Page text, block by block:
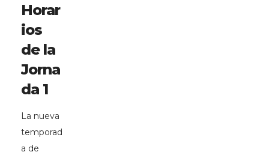
Horar
ios
de la
Jorna
da 1
La nueva
temporad
a de